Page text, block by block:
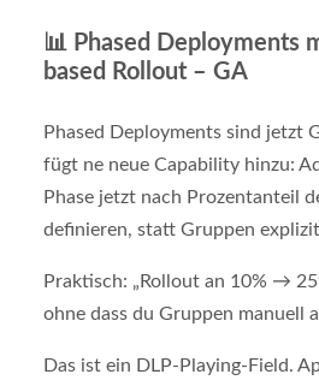
📊 Phased Deployments
based Rollout – GA
Phased Deployments sind jetzt
fügt ne neue Capability hinzu:
Phase jetzt nach Prozentanteil
definieren, statt Gruppen
Praktisch: „Rollout an 10% →
ohne dass du Gruppen manuell
Das ist ein DLP-Playing-Field.